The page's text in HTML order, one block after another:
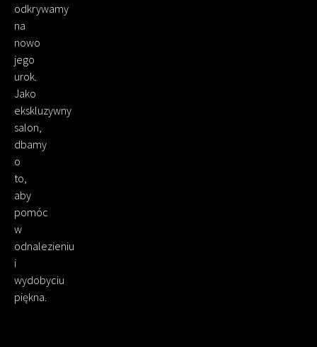
odkrywamy
na
nowo
jego
urok.
Jako
ekskluzywny
salon,
dbamy
o
to,
aby
pomóc
w
odnalezieniu
i
wydobyciu
piękna.